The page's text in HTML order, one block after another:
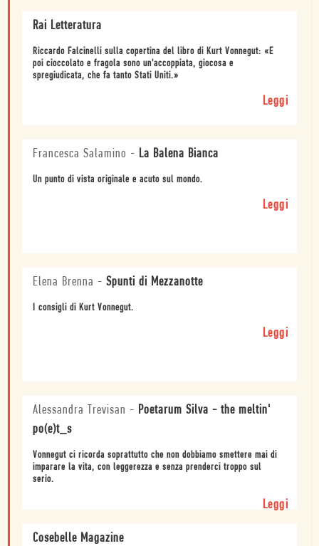
Rai Letteratura
Riccardo Falcinelli sulla copertina del libro di Kurt Vonnegut: «E
poi cioccolato e fragola sono un'accoppiata, giocosa e
spregiudicata, che fa tanto Stati Uniti.»
Leggi
Francesca Salamino - La Balena Bianca
Un punto di vista originale e acuto sul mondo.
Leggi
Elena Brenna - Spunti di Mezzanotte
I consigli di Kurt Vonnegut.
Leggi
Alessandra Trevisan - Poetarum Silva - the meltin'
po(e)t_s
Vonnegut ci ricorda soprattutto che non dobbiamo smettere mai di
imparare la vita, con leggerezza e senza prenderci troppo sul
serio.
Leggi
Cosebelle Magazine